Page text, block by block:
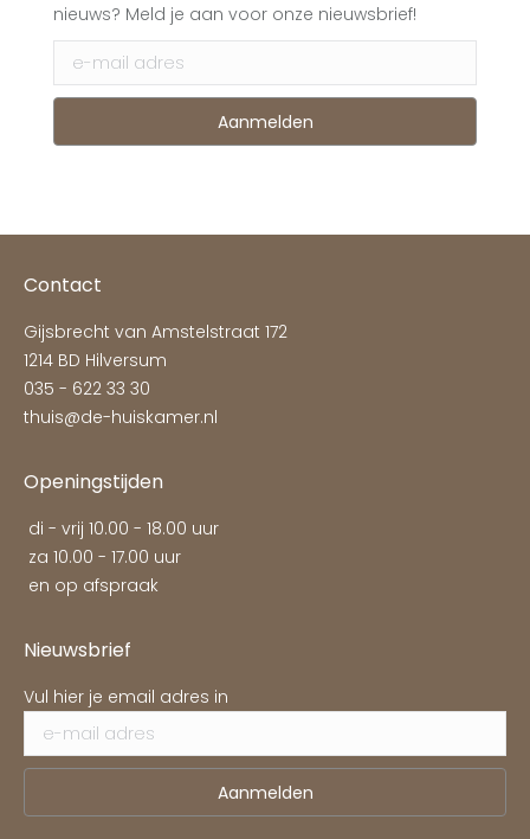
nieuws? Meld je aan voor onze nieuwsbrief!
Contact
Gijsbrecht van Amstelstraat 172
1214 BD Hilversum
035 - 622 33 30
thuis@de-huiskamer.nl
Openingstijden
di - vrij 10.00 - 18.00 uur
za 10.00 - 17.00 uur
en op afspraak
Nieuwsbrief
Vul hier je email adres in